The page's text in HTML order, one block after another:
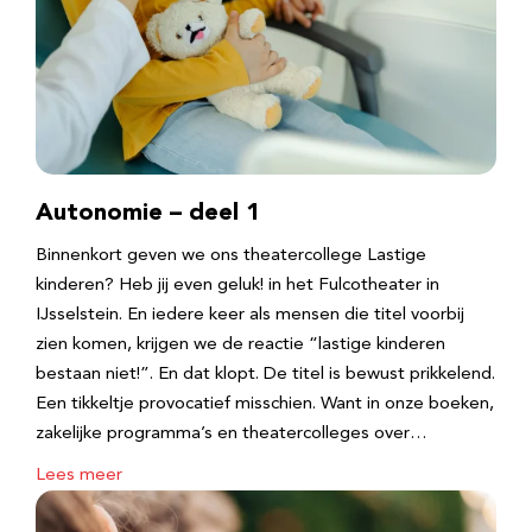
Autonomie – deel 1
Binnenkort geven we ons theatercollege Lastige
kinderen? Heb jij even geluk! in het Fulcotheater in
IJsselstein. En iedere keer als mensen die titel voorbij
zien komen, krijgen we de reactie “lastige kinderen
bestaan niet!”. En dat klopt. De titel is bewust prikkelend.
Een tikkeltje provocatief misschien. Want in onze boeken,
zakelijke programma’s en theatercolleges over…
Lees meer